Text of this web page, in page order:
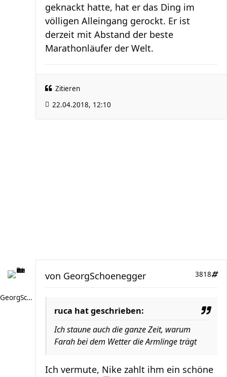
geknackt hatte, hat er das Ding im
völligen Alleingang gerockt. Er ist
derzeit mit Abstand der beste
Marathonläufer der Welt.
Zitieren
22.04.2018, 12:10
GeorgSchoenegger
3818
von GeorgSchoenegger
ruca hat geschrieben:
Ich staune auch die ganze Zeit, warum
Farah bei dem Wetter die Armlinge trägt
Ich vermute, Nike zahlt ihm ein schöne